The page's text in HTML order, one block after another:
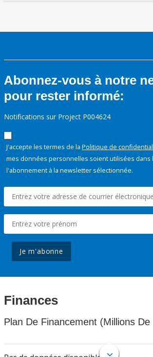
Abonnez-vous à notre
pour rester informé:
Notifications sur Project P004624
J'accepte les termes de la Politique de
mes données personnelles soient utilisées dans
l'abonnement à la newsletter sélectionnée.
Je m'abonne
Finances
Plan De Financement (Millions De